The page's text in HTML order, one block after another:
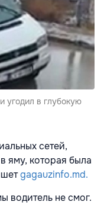
угодил в глубокую
сетей,
яму, которая была
gagauzinfo.md.
водитель не смог.